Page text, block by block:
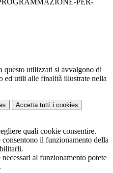
PER-
questo utilizzati si avvalgono di
ed utili alle finalità illustrate nella
Accetta tutti i cookies
quali cookie consentire.
il funzionamento della
al funzionamento potete
.